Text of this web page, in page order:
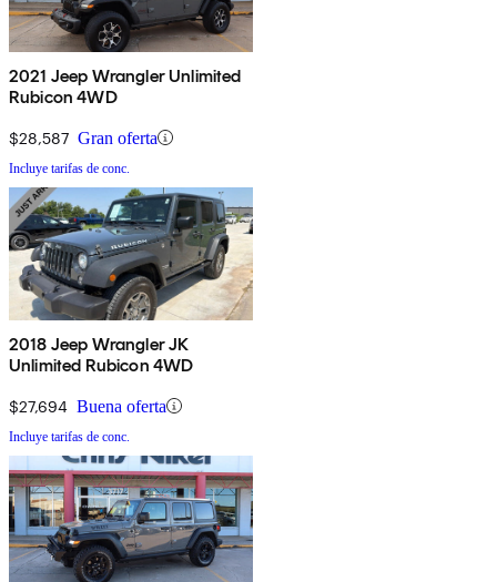
2021 Jeep Wrangler Unlimited
Rubicon 4WD
$28,587 Gran oferta
Incluye tarifas de conc.
2018 Jeep Wrangler JK
Unlimited Rubicon 4WD
$27,694 Buena oferta
Incluye tarifas de conc.